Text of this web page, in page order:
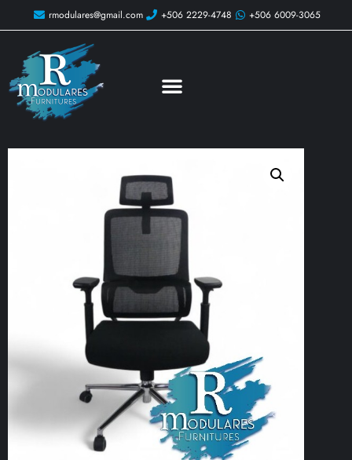
rmodulares@gmail.com +506 2229-4748 +506 6009-3065